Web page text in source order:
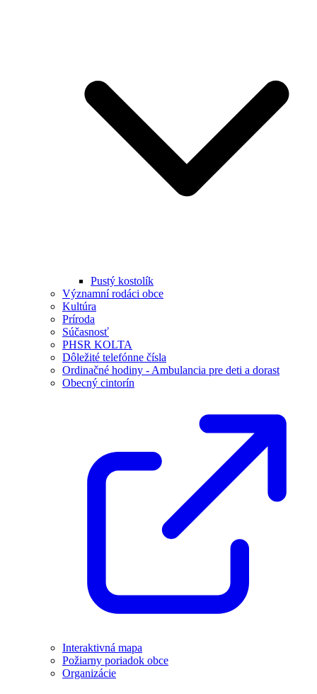
Pustý kostolík
Významní rodáci obce
Kultúra
Príroda
Súčasnosť
PHSR KOLTA
Dôležité telefónne čísla
Ordinačné hodiny - Ambulancia pre deti a dorast
Obecný cintorín
Interaktivná mapa
Požiarny poriadok obce
Organizácie